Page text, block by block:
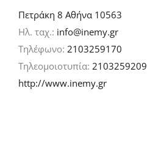
Πετράκη 8 Αθήνα 10563
Ηλ. ταχ.: info@inemy.gr
Τηλέφωνο: 2103259170
Τηλεομοιοτυπία: 2103259209
http://www.inemy.gr